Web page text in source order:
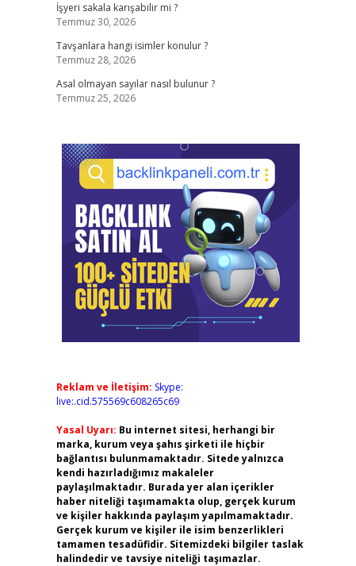
İşyeri sakala karışabilir mi ?
Temmuz 30, 2026
Tavşanlara hangi isimler konulur ?
Temmuz 28, 2026
Asal olmayan sayılar nasıl bulunur ?
Temmuz 25, 2026
Reklam ve İletişim: Skype:
live:.cid.575569c608265c69
Yasal Uyarı: Bu internet sitesi, herhangi bir
marka, kurum veya şahıs şirketi ile hiçbir
bağlantısı bulunmamaktadır. Sitede yalnızca
kendi hazırladığımız makaleler
paylaşılmaktadır. Burada yer alan içerikler
haber niteliği taşımamakta olup, gerçek kurum
ve kişiler hakkında paylaşım yapılmamaktadır.
Gerçek kurum ve kişiler ile isim benzerlikleri
tamamen tesadüfidir. Sitemizdeki bilgiler taslak
halindedir ve tavsiye niteliği taşımazlar.